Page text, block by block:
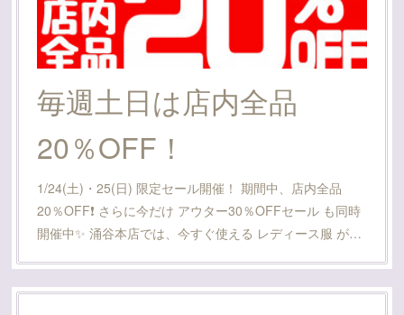
毎週土日は店内全品
20％OFF！
1/24(土)・25(日) 限定セール開催！ 期間中、店内全品
20％OFF❗️ さらに今だけ アウター30％OFFセール も同時
開催中✨ 涌谷本店では、今すぐ使える レディース服 が…